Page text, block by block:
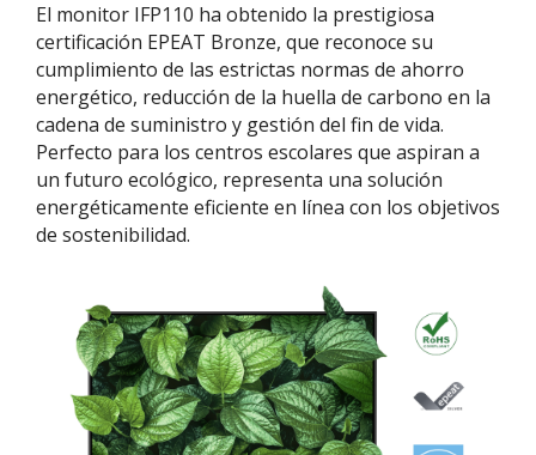
El monitor IFP110 ha obtenido la prestigiosa
certificación EPEAT Bronze, que reconoce su
cumplimiento de las estrictas normas de ahorro
energético, reducción de la huella de carbono en la
cadena de suministro y gestión del fin de vida.
Perfecto para los centros escolares que aspiran a
un futuro ecológico, representa una solución
energéticamente eficiente en línea con los objetivos
de sostenibilidad.